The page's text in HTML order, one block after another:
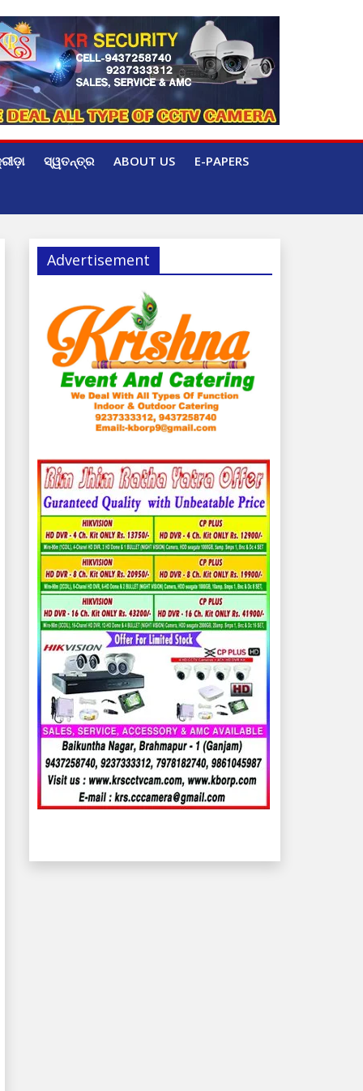
ସ୍ୱତନ୍ତ୍ର ABOUT US E-PAPERS
Advertisement